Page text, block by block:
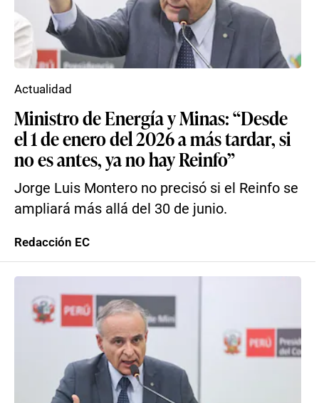
Ministro de Energía y Minas: “Desde
el 1 de enero del 2026 a más tardar, si
no es antes, ya no hay Reinfo”
Jorge Luis Montero no precisó si el Reinfo se
ampliará más allá del 30 de junio.
Actualidad
Redacción EC